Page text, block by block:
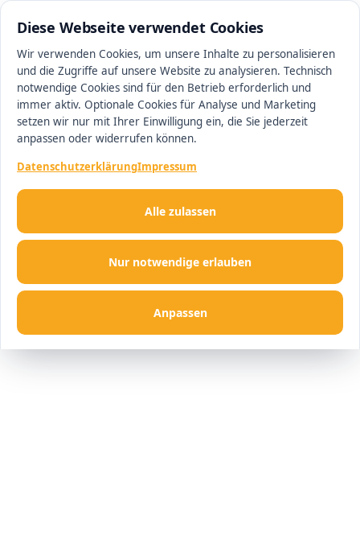
Diese Webseite verwendet Cookies
Wir verwenden Cookies, um unsere Inhalte zu personalisieren
und die Zugriffe auf unsere Website zu analysieren. Technisch
notwendige Cookies sind für den Betrieb erforderlich und
immer aktiv. Optionale Cookies für Analyse und Marketing
setzen wir nur mit Ihrer Einwilligung ein, die Sie jederzeit
anpassen oder widerrufen können.
DatenschutzerklärungImpressum
Nur notwendige erlauben
Anpassen
Alle zulassen